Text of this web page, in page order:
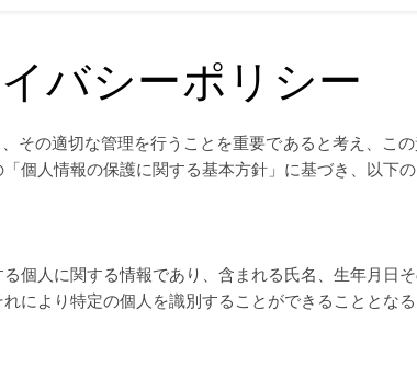
バシーポリシー
その適切な管理を行うことを重要であると考え、こ
個人情報の保護に関する基本方針」に基づき、以下
個人に関する情報であり、含まれる氏名、生年月日
により特定の個人を識別することができることとな